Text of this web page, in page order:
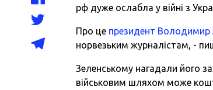
рф дуже ослабла у війні з
Про це президент Володимир
норвезьким журналістам, -
Зеленському нагадали його
військовим шляхом може